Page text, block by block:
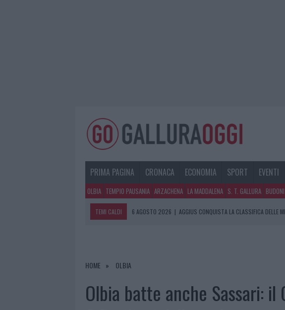
PRIMA PAGINA CRONACA ECONOMIA SPORT EVENTI
OLBIA TEMPIO PAUSANIA ARZACHENA LA MADDALENA S. T. GALLURA BUDONI
TEMI CALDI 6 AGOSTO 2026 | AGGIUS CONQUISTA LA CLASSIFICA DELLE
6 AGOSTO 2026
HOME OLBIA
Olbia batte anche Sassari: il